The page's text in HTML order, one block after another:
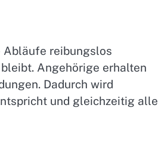
reibungslos
Angehörige erhalten
Dadurch wird
und gleichzeitig alle